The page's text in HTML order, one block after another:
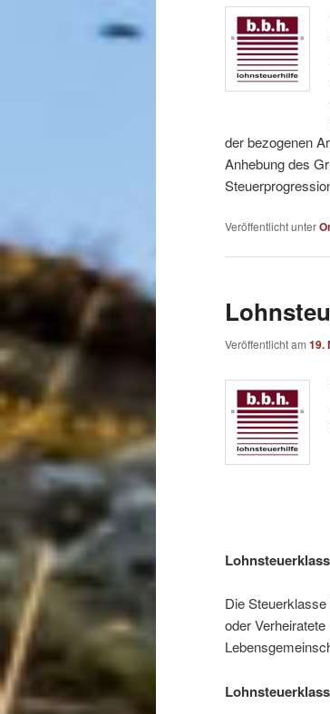
der bezogenen
Anhebung des
Veröffentlicht unter
Veröffentlicht am 19.
Die
oder